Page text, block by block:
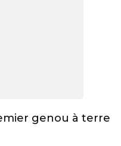
genou à terre